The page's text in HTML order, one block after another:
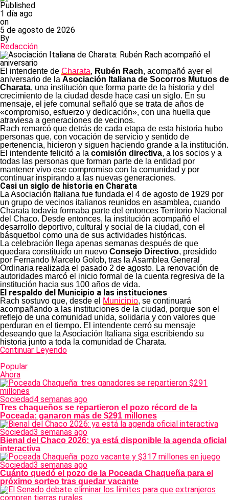
Published
1 día ago
on
5 de agosto de 2026
By
Redacción
El intendente de Charata, Rubén Rach, acompañó ayer el
aniversario de la Asociación Italiana de Socorros Mutuos de
Charata, una institución que forma parte de la historia y del
crecimiento de la ciudad desde hace casi un siglo. En su
mensaje, el jefe comunal señaló que se trata de años de
«compromiso, esfuerzo y dedicación», con una huella que
atraviesa a generaciones de vecinos.
Rach remarcó que detrás de cada etapa de esta historia hubo
personas que, con vocación de servicio y sentido de
pertenencia, hicieron y siguen haciendo grande a la institución.
El intendente felicitó a la comisión directiva, a los socios y a
todas las personas que forman parte de la entidad por
mantener vivo ese compromiso con la comunidad y por
continuar inspirando a las nuevas generaciones.
Casi un siglo de historia en Charata
La Asociación Italiana fue fundada el 4 de agosto de 1929 por
un grupo de vecinos italianos reunidos en asamblea, cuando
Charata todavía formaba parte del entonces Territorio Nacional
del Chaco. Desde entonces, la institución acompañó el
desarrollo deportivo, cultural y social de la ciudad, con el
básquetbol como una de sus actividades históricas.
La celebración llega apenas semanas después de que
quedara constituido un nuevo Consejo Directivo, presidido
por Fernando Marcelo Golob, tras la Asamblea General
Ordinaria realizada el pasado 2 de agosto. La renovación de
autoridades marcó el inicio formal de la cuenta regresiva de la
institución hacia sus 100 años de vida.
El respaldo del Municipio a las instituciones
Rach sostuvo que, desde el Municipio, se continuará
acompañando a las instituciones de la ciudad, porque son el
reflejo de una comunidad unida, solidaria y con valores que
perduran en el tiempo. El intendente cerró su mensaje
deseando que la Asociación Italiana siga escribiendo su
historia junto a toda la comunidad de Charata.
Continuar Leyendo
Popular
Ahora
Sociedad4 semanas ago
Tres chaqueños se repartieron el pozo récord de la
Poceada: ganaron más de $291 millones
Sociedad3 semanas ago
Bienal del Chaco 2026: ya está disponible la agenda oficial
interactiva
Sociedad3 semanas ago
Cuánto quedó el pozo de la Poceada Chaqueña para el
próximo sorteo tras quedar vacante